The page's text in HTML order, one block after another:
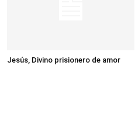
Jesús, Divino prisionero de amor